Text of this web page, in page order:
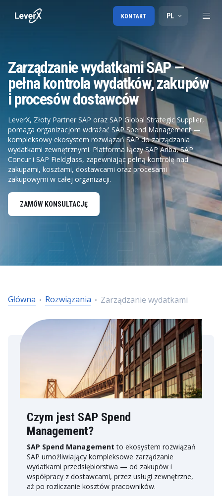
PL
KONTAKT
Zarządzanie wydatkami SAP —
pełna kontrola wydatków, zakupów
i procesów dostawców
LeverX, Złoty Partner SAP oraz SAP Global Strategic Supplier,
pomaga organizacjom wdrażać SAP Spend Management —
kompleksowy ekosystem rozwiązań SAP do zarządzania
wydatkami zewnętrznymi. Platforma łączy SAP Ariba, SAP
Concur i SAP Fieldglass, zapewniając pełną kontrolę nad
zakupami, kosztami, dostawcami oraz procesami
zakupowymi w całej organizacji.
ZAMÓW KONSULTACJĘ
Główna Rozwiązania Zarządzanie wydatkami
Czym jest SAP Spend
Management?
SAP Spend Managementto ekosystem rozwiązań
SAP umożliwiający kompleksowe zarządzanie
wydatkami przedsiębiorstwa — od zakupów i
współpracy z dostawcami, przez usługi zewnętrzne,
aż po rozliczanie kosztów pracowników.